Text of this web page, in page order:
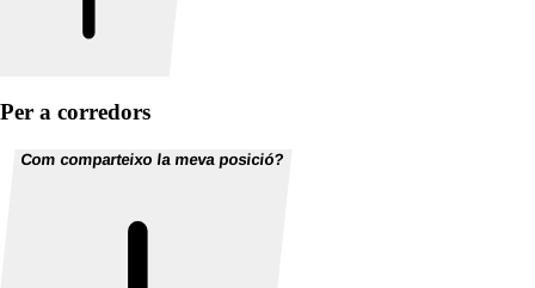
Per a corredors
Com comparteixo la meva posició?